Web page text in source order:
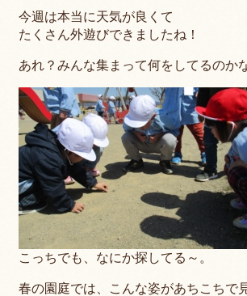
今週は本当に天気が良くて
たくさん外遊びできましたね！
あれ？みんな集まって何をしてるのか
こっちでも、なにか探してる～。
春の園庭では、こんな姿があちこちで